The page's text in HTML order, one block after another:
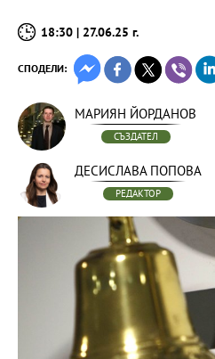
18:30 | 27.06.25 г.
СПОДЕЛИ:
МАРИЯН ЙОРДАНОВ
СЪЗДАТЕЛ
ДЕСИСЛАВА ПОПОВА
РЕДАКТОР